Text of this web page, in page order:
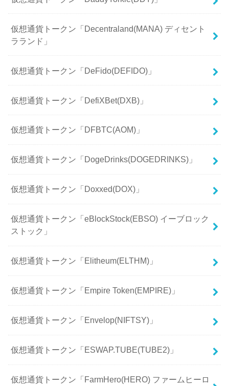
仮想通貨トークン「Decentraland(MANA) ディセント
ラランド」
仮想通貨トークン「DeFido(DEFIDO)」
仮想通貨トークン「DefiXBet(DXB)」
仮想通貨トークン「DFBTC(AOM)」
仮想通貨トークン「DogeDrinks(DOGEDRINKS)」
仮想通貨トークン「Doxxed(DOX)」
仮想通貨トークン「eBlockStock(EBSO) イーブロック
ストック」
仮想通貨トークン「Elitheum(ELTHM)」
仮想通貨トークン「Empire Token(EMPIRE)」
仮想通貨トークン「Envelop(NIFTSY)」
仮想通貨トークン「ESWAP.TUBE(TUBE2)」
仮想通貨トークン「FarmHero(HERO) ファームヒーロ